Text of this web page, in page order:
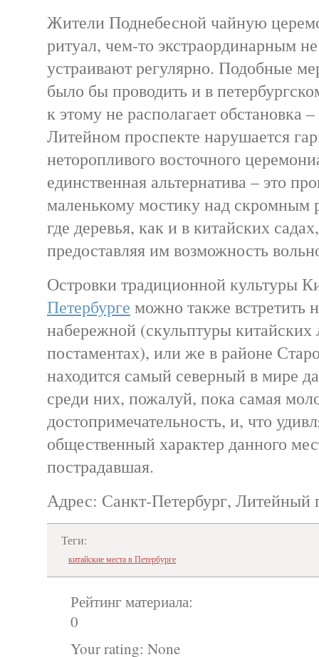
Жители Поднебесной чайную
ритуал, чем-то экстраординарным
устраивают регулярно. Подобные
было бы проводить и в
к этому не располагает обстановка
Литейном проспекте нарушается
неторопливого восточного
единственная альтернатива – это
маленькому мостику над скромным
где деревья, как и в китайских
предоставляя им возможность
Островки традиционной культуры
Петербурге можно также встретить
набережной (скульптуры китайских
постаментах), или же в районе
находится самый северный в мире
среди них, пожалуй, пока самая
достопримечательность, и, что
общественный характер данного
пострадавшая.
Адрес: Санкт-Петербург, Литейный
Теги:
китайские места в Петербурге
Рейтинг материала:
0
Your rating: None